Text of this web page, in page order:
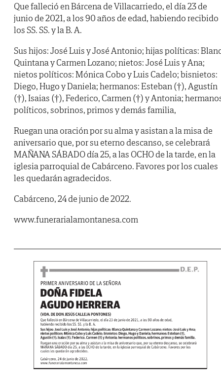
Que falleció en Bárcena de Villacarriedo, el día 23 de
junio de 2021, a los 90 años de edad, habiendo recibido
los SS. SS. y la B. A.
Sus hijos: José Luis y José Antonio; hijas políticas:
Quintana y Carmen Lozano; nietos: José Luis y Ana;
nietos políticos: Mónica Cobo y Luis Cadelo; bisnietos:
Diego, Hugo y Daniela; hermanos: Esteban (†), Agustín
(†), Isaias (†), Federico, Carmen (†) y Antonia;
políticos, sobrinos, primos y demás familia,
Ruegan una oración por su alma y asistan a la misa de
aniversario que, por su eterno descanso, se celebrará
MAÑANA SÁBADO día 25, a las OCHO de la tarde, en la
iglesia parroquial de Cabárceno. Favores por los cuales
les quedarán agradecidos.
Cabárceno, 24 de junio de 2022.
www.funerarialamontanesa.com